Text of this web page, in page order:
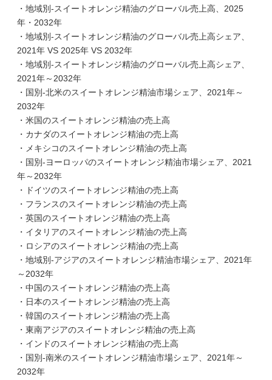
・地域別-スイートオレンジ精油のグローバル売上高、2025
年・2032年
・地域別-スイートオレンジ精油のグローバル売上高シェア、
2021年 VS 2025年 VS 2032年
・地域別-スイートオレンジ精油のグローバル売上高シェア、
2021年～2032年
・国別-北米のスイートオレンジ精油市場シェア、2021年～
2032年
・米国のスイートオレンジ精油の売上高
・カナダのスイートオレンジ精油の売上高
・メキシコのスイートオレンジ精油の売上高
・国別-ヨーロッパのスイートオレンジ精油市場シェア、2021
年～2032年
・ドイツのスイートオレンジ精油の売上高
・フランスのスイートオレンジ精油の売上高
・英国のスイートオレンジ精油の売上高
・イタリアのスイートオレンジ精油の売上高
・ロシアのスイートオレンジ精油の売上高
・地域別-アジアのスイートオレンジ精油市場シェア、2021年
～2032年
・中国のスイートオレンジ精油の売上高
・日本のスイートオレンジ精油の売上高
・韓国のスイートオレンジ精油の売上高
・東南アジアのスイートオレンジ精油の売上高
・インドのスイートオレンジ精油の売上高
・国別-南米のスイートオレンジ精油市場シェア、2021年～
2032年